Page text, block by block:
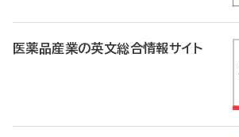
医薬品産業の英文総合情報サイト